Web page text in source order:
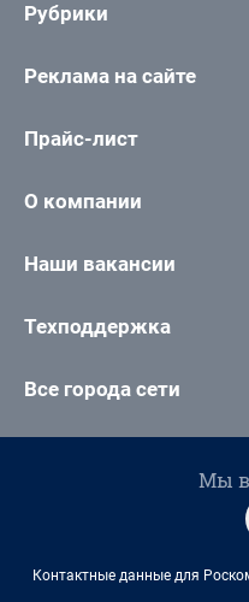
Рубрики
Реклама на сайте
Прайс-лист
О компании
Наши вакансии
Техподдержка
Все города сети
Мы в
Контактные данные для